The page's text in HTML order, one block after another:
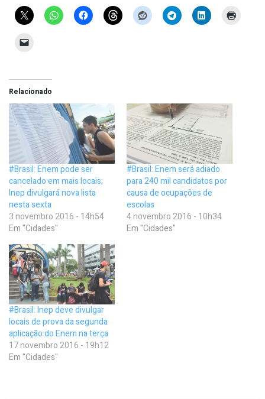
Relacionado
#Brasil: Enem pode ser
cancelado em mais locais;
Inep divulgará nova lista
nesta sexta
3 novembro 2016 - 14h54
Em "Cidades"
#Brasil: Enem será adiado
para 240 mil candidatos por
causa de ocupações de
escolas
4 novembro 2016 - 10h34
Em "Cidades"
#Brasil: Inep deve divulgar
locais de prova da segunda
aplicação do Enem na terça
17 novembro 2016 - 19h12
Em "Cidades"